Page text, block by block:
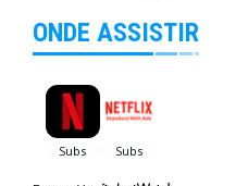
ONDE ASSISTIR